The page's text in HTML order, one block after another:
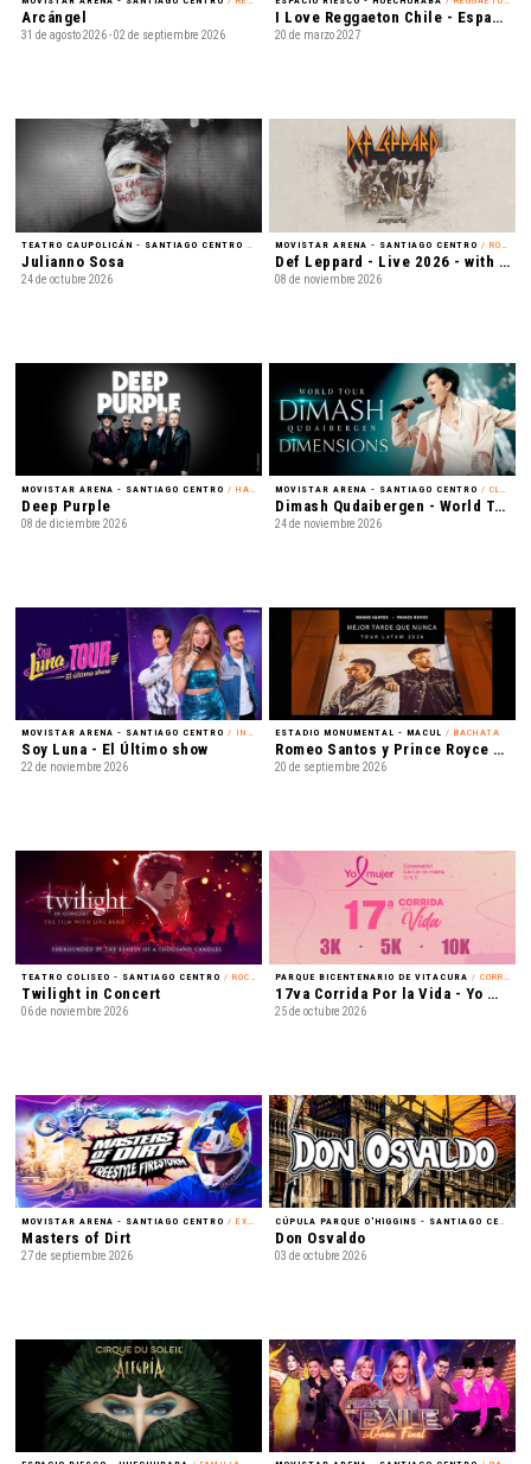
Arcángel
31 de agosto 2026 - 02 de septiembre 2026
I Love Reggaeton Chile - Espacio Riesco 2027
20 de marzo 2027
TEATRO CAUPOLICÁN - SANTIAGO CENTRO
Julianno Sosa
24 de octubre 2026
MOVISTAR ARENA - SANTIAGO CENTRO / ROCK
Def Leppard - Live 2026 - with Special Guest Extreme
08 de noviembre 2026
MOVISTAR ARENA - SANTIAGO CENTRO / HARD ROCK
Deep Purple
08 de diciembre 2026
MOVISTAR ARENA - SANTIAGO CENTRO / CLASSICAL CROSSOVER
Dimash Qudaibergen - World Tour: Dimensions
24 de noviembre 2026
MOVISTAR ARENA - SANTIAGO CENTRO / INFANTIL
Soy Luna - El Último show
22 de noviembre 2026
ESTADIO MONUMENTAL - MACUL / BACHATA
Romeo Santos y Prince Royce - Mejor Tarde que Nunca
20 de septiembre 2026
TEATRO COLISEO - SANTIAGO CENTRO / ROCK ALTERNATIVO
Twilight in Concert
06 de noviembre 2026
PARQUE BICENTENARIO DE VITACURA / CORRIDA
17va Corrida Por la Vida - Yo Mujer
25 de octubre 2026
MOVISTAR ARENA - SANTIAGO CENTRO / EXHIBICIÓN
Masters of Dirt
27 de septiembre 2026
Don Osvaldo
03 de octubre 2026